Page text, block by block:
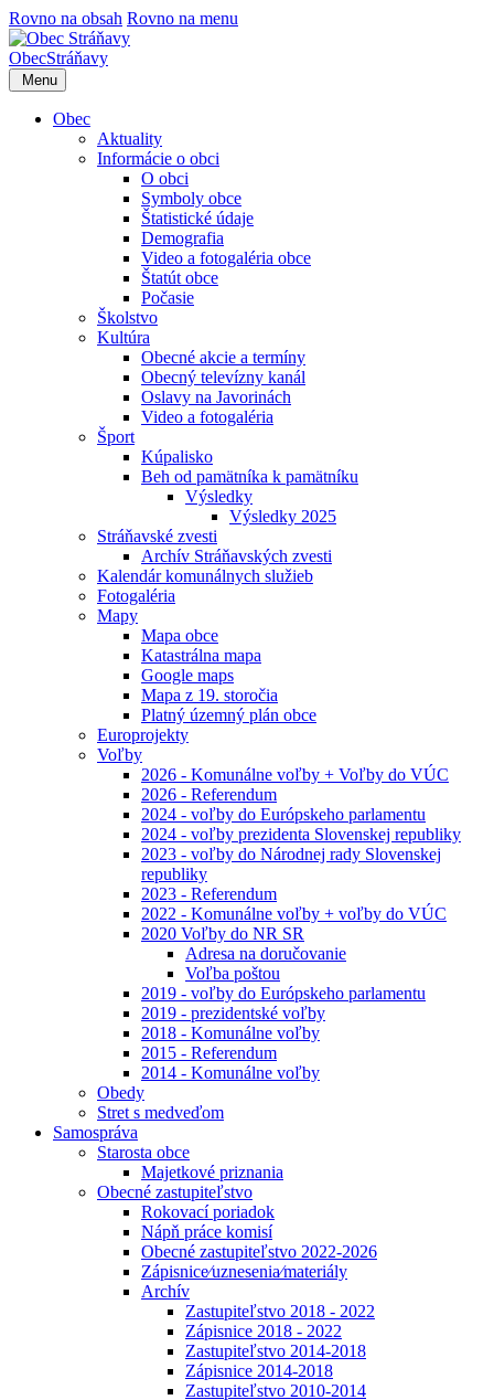
Rovno na obsah Rovno na menu
ObecStráňavy
Menu
Obec
Aktuality
Informácie o obci
O obci
Symboly obce
Štatistické údaje
Demografia
Video a fotogaléria obce
Štatút obce
Počasie
Školstvo
Kultúra
Obecné akcie a termíny
Obecný televízny kanál
Oslavy na Javorinách
Video a fotogaléria
Šport
Kúpalisko
Beh od pamätníka k pamätníku
Výsledky
Výsledky 2025
Stráňavské zvesti
Archív Stráňavských zvesti
Kalendár komunálnych služieb
Fotogaléria
Mapy
Mapa obce
Katastrálna mapa
Google maps
Mapa z 19. storočia
Platný územný plán obce
Europrojekty
Voľby
2026 - Komunálne voľby + Voľby do VÚC
2026 - Referendum
2024 - voľby do Európskeho parlamentu
2024 - voľby prezidenta Slovenskej republiky
2023 - voľby do Národnej rady Slovenskej
republiky
2023 - Referendum
2022 - Komunálne voľby + voľby do VÚC
2020 Voľby do NR SR
Adresa na doručovanie
Voľba poštou
2019 - voľby do Európskeho parlamentu
2019 - prezidentské voľby
2018 - Komunálne voľby
2015 - Referendum
2014 - Komunálne voľby
Obedy
Stret s medveďom
Samospráva
Starosta obce
Majetkové priznania
Obecné zastupiteľstvo
Rokovací poriadok
Nápň práce komisí
Obecné zastupiteľstvo 2022-2026
Zápisnice⁄uznesenia⁄materiály
Archív
Zastupiteľstvo 2018 - 2022
Zápisnice 2018 - 2022
Zastupiteľstvo 2014-2018
Zápisnice 2014-2018
Zastupiteľstvo 2010-2014